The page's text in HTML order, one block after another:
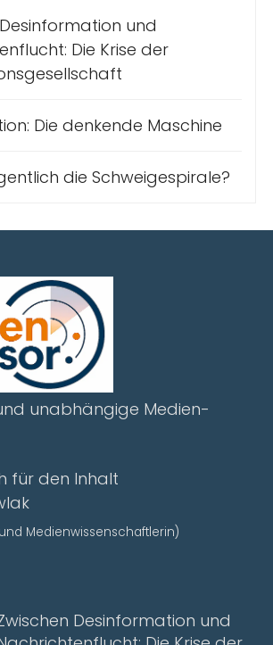
und
Die Krise der
Die denkende Maschine
die Schweigespirale?
unabhängige Medien-
für den Inhalt
Medienwissenschaftlerin)
Desinformation und